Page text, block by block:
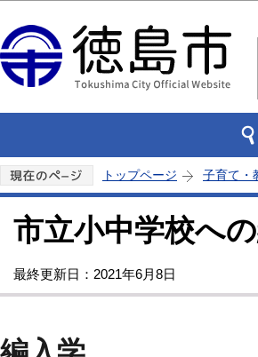
トップページ 子育て・
市立小中学校へ
最終更新日：2021年6月8日